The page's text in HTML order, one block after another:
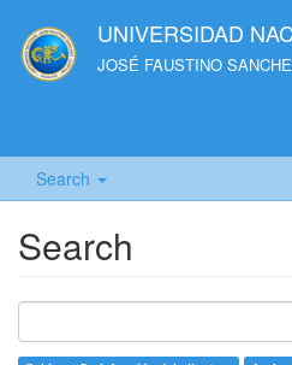
UNIVERSIDAD
JOSÉ FAUSTINO
Search
Search